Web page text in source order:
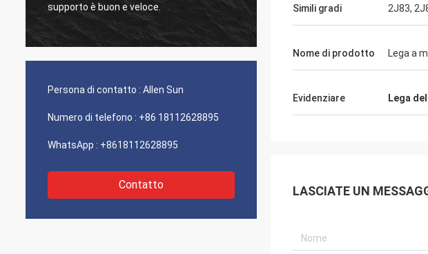
supporto è buon e veloce.
nichel!
Persona di contatto : Allen Sun
Numero di telefono : +86 18112628895
WhatsApp : +8618112628895
Contatto
Simili gradi 2J83,
Nome di prodotto Lega a
Evidenziare Lega
LASCIATE UN